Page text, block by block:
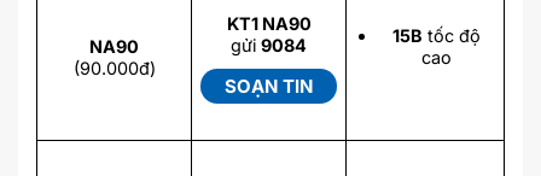
NA90
(90.000đ)
KT1 NA90
gửi 9084
SOẠN TIN
15B tốc độ
cao